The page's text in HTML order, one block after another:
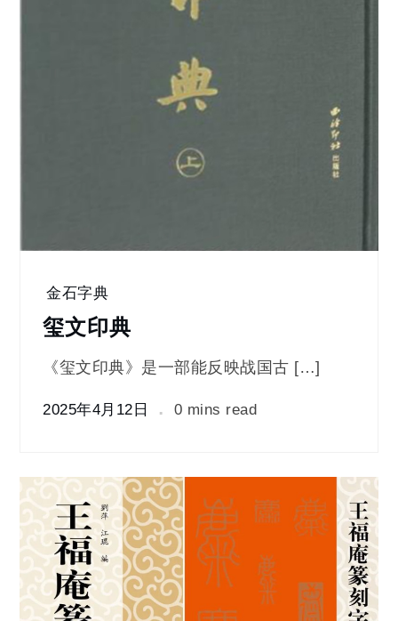
金石字典
玺文印典
《玺文印典》是一部能反映战国古 […]
2025年4月12日 0 mins read